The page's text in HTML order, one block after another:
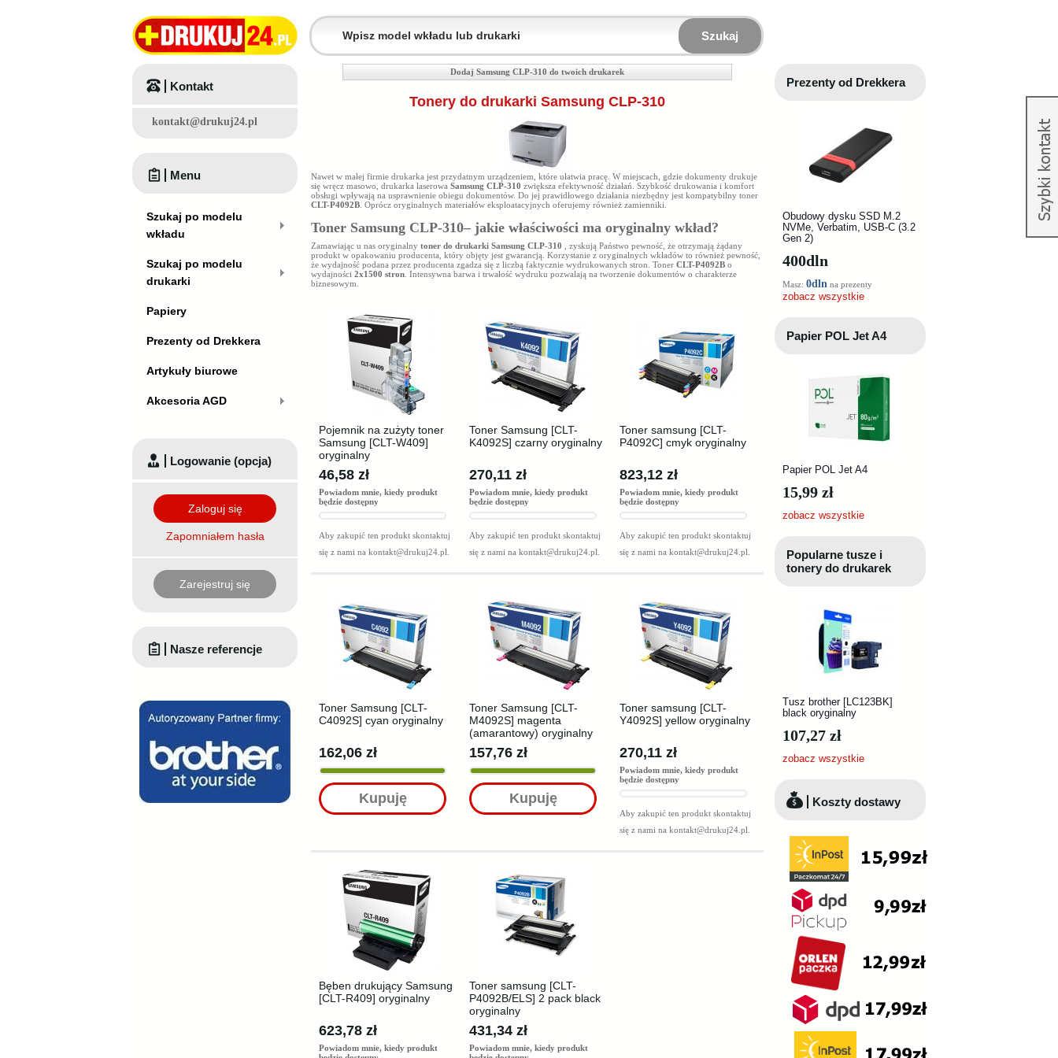
Szukaj
Dodaj Samsung CLP-310 do twoich drukarek
Tonery do drukarki Samsung CLP-310
Nawet w małej firmie drukarka jest przydatnym urządzeniem, które ułatwia pracę. W miejscach, gdzie dokumenty drukuje
się wręcz masowo, drukarka laserowa Samsung CLP-310 zwiększa efektywność działań. Szybkość drukowania i komfort
obsługi wpływają na usprawnienie obiegu dokumentów. Do jej prawidłowego działania niezbędny jest kompatybilny toner
CLT-P4092B . Oprócz oryginalnych materiałów eksploatacyjnych oferujemy również zamienniki.
Toner Samsung CLP-310– jakie właściwości ma oryginalny wkład?
Zamawiając u nas oryginalny toner do drukarki Samsung CLP-310
, zyskują Państwo pewność, że otrzymają żądany
produkt w opakowaniu producenta, który objęty jest gwarancją. Korzystanie z oryginalnych wkładów to również pewność,
że wydajność podana przez producenta zgadza się z liczbą faktycznie wydrukowanych stron. Toner CLT-P4092B o
wydajności 2x1500 stron . Intensywna barwa i trwałość wydruku pozwalają na tworzenie dokumentów o charakterze
biznesowym.
Pojemnik na zużyty toner
Samsung [CLT-W409]
oryginalny
46,58 zł
Powiadom mnie, kiedy produkt
będzie dostępny
Aby zakupić ten produkt skontaktuj
się z nami na kontakt@drukuj24.pl
Toner Samsung [CLT-
K4092S] czarny oryginalny
270,11 zł
Powiadom mnie, kiedy produkt
będzie dostępny
Aby zakupić ten produkt skontaktuj
się z nami na kontakt@drukuj24.pl
Toner samsung [CLT-
P4092C] cmyk oryginalny
823,12 zł
Powiadom mnie, kiedy produkt
będzie dostępny
Aby zakupić ten produkt skontaktuj
się z nami na kontakt@drukuj24.pl
Toner Samsung [CLT-
C4092S] cyan oryginalny
162,06 zł
Kupuję
Toner Samsung [CLT-
M4092S] magenta
(amarantowy) oryginalny
157,76 zł
Kupuję
Toner samsung [CLT-
Y4092S] yellow oryginalny
270,11 zł
Powiadom mnie, kiedy produkt
będzie dostępny
Aby zakupić ten produkt skontaktuj
się z nami na kontakt@drukuj24.pl
Bęben drukujący Samsung
[CLT-R409] oryginalny
623,78 zł
Powiadom mnie, kiedy produkt
Toner samsung [CLT-
P4092B/ELS] 2 pack black
oryginalny
431,34 zł
Powiadom mnie, kiedy produkt
Kontakt
kontakt@drukuj24.pl
Menu
Szukaj po modelu
wkładu
Szukaj po modelu
drukarki
Papiery
Prezenty od Drekkera
Artykuły biurowe
Akcesoria AGD
Logowanie (opcja)
Zaloguj się
Zapomniałem hasła
Zarejestruj się
Nasze referencje
Prezenty od Drekkera
Obudowy dysku SSD M.2
NVMe, Verbatim, USB-C (3.2
Gen 2)
400dln
Masz: 0dln na prezenty
zobacz wszystkie
Papier POL Jet A4
Papier POL Jet A4
15,99 zł
zobacz wszystkie
Popularne tusze i
tonery do drukarek
Tusz brother [LC123BK]
black oryginalny
107,27 zł
zobacz wszystkie
Koszty dostawy